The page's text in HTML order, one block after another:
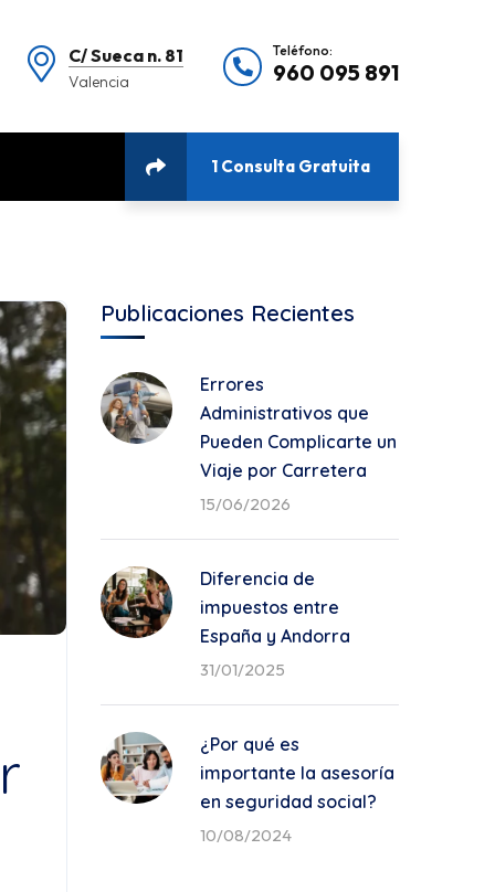
C/ Sueca n. 81
Valencia
Teléfono:
960 095 891
1 Consulta Gratuita
Publicaciones Recientes
Errores
Administrativos que
Pueden Complicarte un
Viaje por Carretera
15/06/2026
Diferencia de
impuestos entre
España y Andorra
31/01/2025
¿Por qué es
importante la asesoría
en seguridad social?
10/08/2024